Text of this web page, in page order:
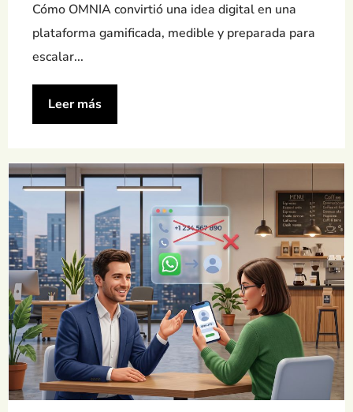
Cómo OMNIA convirtió una idea digital en una
plataforma gamificada, medible y preparada para
escalar...
Leer más